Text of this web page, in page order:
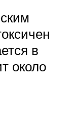
в
около